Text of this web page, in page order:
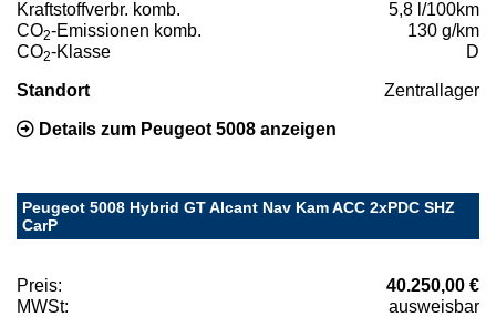
Kraftstoffverbr. komb.
5,8 l/100km
CO2-Emissionen komb.
130 g/km
CO2-Klasse D
Standort Zentrallager
Details zum Peugeot 5008 anzeigen
Peugeot 5008 Hybrid GT Alcant Nav Kam ACC 2xPDC SHZ
CarP
Preis:
40.250,00 €
MWSt:
ausweisbar